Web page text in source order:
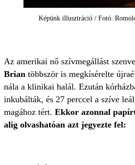
Képünk illusztráció / Fotó:
Az amerikai nő szívmegállást
Brian többször is megkísérelte
nála a klinikai halál. Ezután
inkubálták, és 27 perccel a szíve
magához tért. Ekkor azonnal
alig olvashatóan azt jegyezte fel: